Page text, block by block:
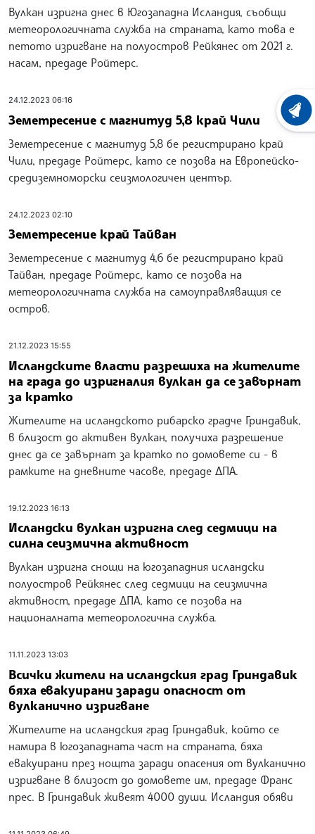
Вулкан изригна днес в Югозападна Исландия, съобщи
метеорологичната служба на страната, като това е
петото изригване на полуостров Рейкянес от 2021 г.
насам, предаде Ройтерс.
24.12.2023 06:16
Земетресение с магнитуд 5,8 край Чили
Земетресение с магнитуд 5,8 бе регистрирано край
Чили, предаде Ройтерс, като се позова на Европейско-
средиземноморски сеизмологичен център.
24.12.2023 02:10
Земетресение край Тайван
Земетресение с магнитуд 4,6 бе регистрирано край
Тайван, предаде Ройтерс, като се позова на
метеорологичната служба на самоуправляващия се
остров.
21.12.2023 15:55
Исландските власти разрешиха на жителите
на града до изригналия вулкан да се завърнат
за кратко
Жителите на исландското рибарско градче Гриндавик,
в близост до активен вулкан, получиха разрешение
днес да се завърнат за кратко по домовете си - в
рамките на дневните часове, предаде ДПА.
19.12.2023 16:13
Исландски вулкан изригна след седмици на
силна сеизмична активност
Вулкан изригна снощи на югозападния исландски
полуостров Рейкянес след седмици на сеизмична
активност, предаде ДПА, като се позова на
националната метеорологична служба.
11.11.2023 13:03
Всички жители на исландския град Гриндавик
бяха евакуирани заради опасност от
вулканично изригване
Жителите на исландския град Гриндавик, който се
намира в югозападната част на страната, бяха
евакуирани през нощта заради опасения от вулканично
изригване в близост до домовете им, предаде Франс
прес. В Гриндавик живеят 4000 души. Исландия обяви